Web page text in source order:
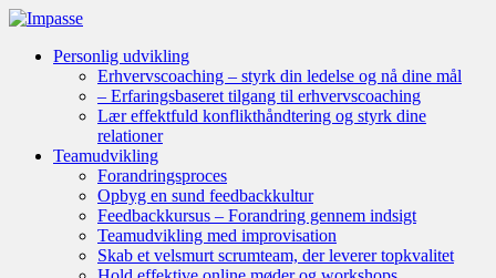
Personlig udvikling
Erhvervscoaching – styrk din ledelse og nå dine mål
– Erfaringsbaseret tilgang til erhvervscoaching
Lær effektfuld konflikthåndtering og styrk dine
relationer
Teamudvikling
Forandringsproces
Opbyg en sund feedbackkultur
Feedbackkursus – Forandring gennem indsigt
Teamudvikling med improvisation
Skab et velsmurt scrumteam, der leverer topkvalitet